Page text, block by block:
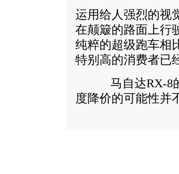
运用给人强烈的视
在颠簸的路面上行
纯粹的超级跑车相
特别高的消费者已
马自达RX-8的
度降价的可能性并